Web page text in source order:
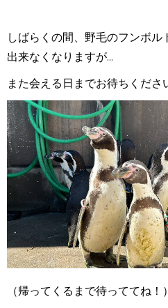
しばらくの間、野毛のフンボ
出来なくなりますが...
また会える日までお待ちくださ
（帰ってくるまで待っててね！）